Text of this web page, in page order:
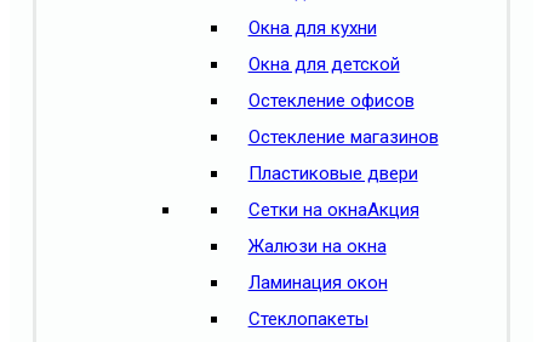
Окна для кухни
Окна для детской
Остекление офисов
Остекление магазинов
Пластиковые двери
Сетки на окнаАкция
Жалюзи на окна
Ламинация окон
Стеклопакеты